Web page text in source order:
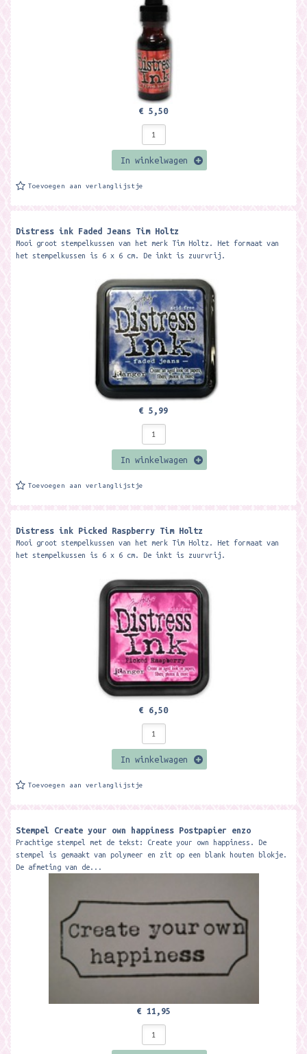
€ 5,50
In winkelwagen
Toevoegen aan verlanglijstje
Distress ink Faded Jeans Tim Holtz
Mooi groot stempelkussen van het merk Tim Holtz. Het formaat van
het stempelkussen is 6 x 6 cm. De inkt is zuurvrij.
€ 5,99
In winkelwagen
Toevoegen aan verlanglijstje
Distress ink Picked Raspberry Tim Holtz
Mooi groot stempelkussen van het merk Tim Holtz. Het formaat van
het stempelkussen is 6 x 6 cm. De inkt is zuurvrij.
€ 6,50
In winkelwagen
Toevoegen aan verlanglijstje
Stempel Create your own happiness Postpapier enzo
Prachtige stempel met de tekst: Create your own happiness. De
stempel is gemaakt van polymeer en zit op een blank houten blokje.
De afmeting van de...
€ 11,95